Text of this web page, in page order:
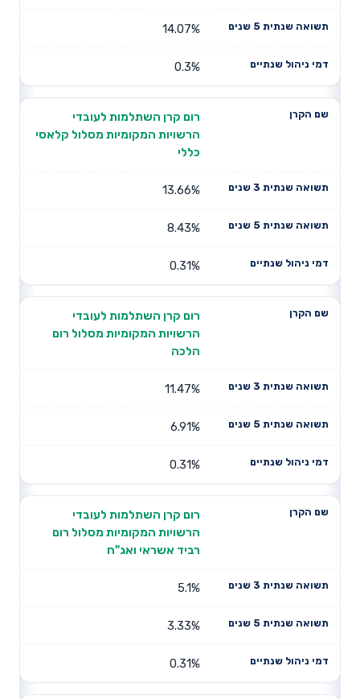
14.07%
0.3%
רום קרן השתלמות לעובדי
הרשויות המקומיות מסלול קלאסי
כללי
13.66%
8.43%
0.31%
רום קרן השתלמות לעובדי
הרשויות המקומיות מסלול רום
הלכה
11.47%
6.91%
0.31%
רום קרן השתלמות לעובדי
הרשויות המקומיות מסלול רום
רביד אשראי ואג"ח
5.1%
3.33%
0.31%